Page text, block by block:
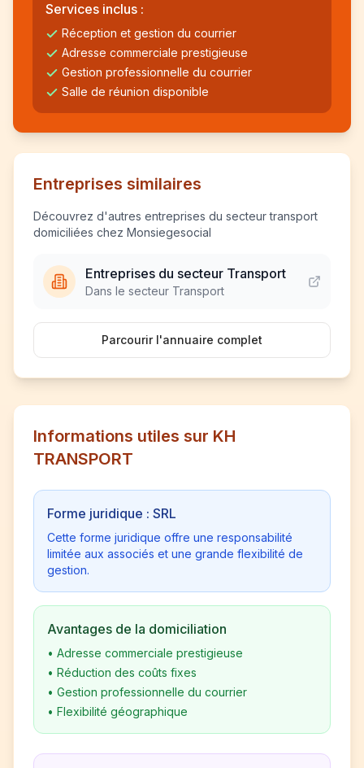
Services inclus :
Réception et gestion du courrier
Adresse commerciale prestigieuse
Gestion professionnelle du courrier
Salle de réunion disponible
Entreprises similaires
Découvrez d'autres entreprises du secteur transport
domiciliées chez Monsiegesocial
Entreprises du secteur Transport
Dans le secteur Transport
Parcourir l'annuaire complet
Informations utiles sur KH
TRANSPORT
Forme juridique : SRL
Cette forme juridique offre une responsabilité
limitée aux associés et une grande flexibilité de
gestion.
Avantages de la domiciliation
• Adresse commerciale prestigieuse
• Réduction des coûts fixes
• Gestion professionnelle du courrier
• Flexibilité géographique